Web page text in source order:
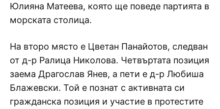
Юлияна Матеева, която ще поведе партията в
морската столица.
На второ място е Цветан Панайотов, следван
от д-р Ралица Николова. Четвъртата позиция
заема Драгослав Янев, а пети е д-р Любиша
Блажевски. Той е познат с активната си
гражданска позиция и участие в протестите